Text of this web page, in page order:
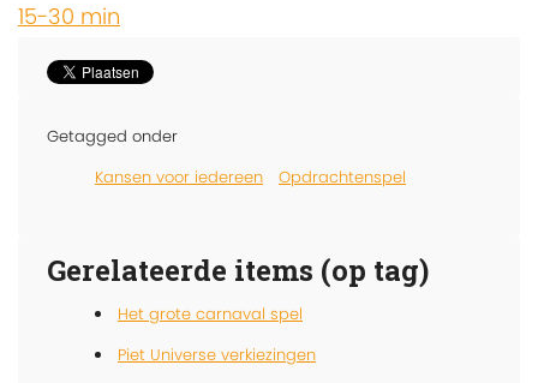
15-30 min
Getagged onder
Kansen voor iedereen
Opdrachtenspel
Gerelateerde items (op tag)
Het grote carnaval spel
Piet Universe verkiezingen